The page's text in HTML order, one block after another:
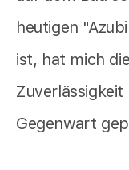
heutigen
ist, hat mich
Gegenwart